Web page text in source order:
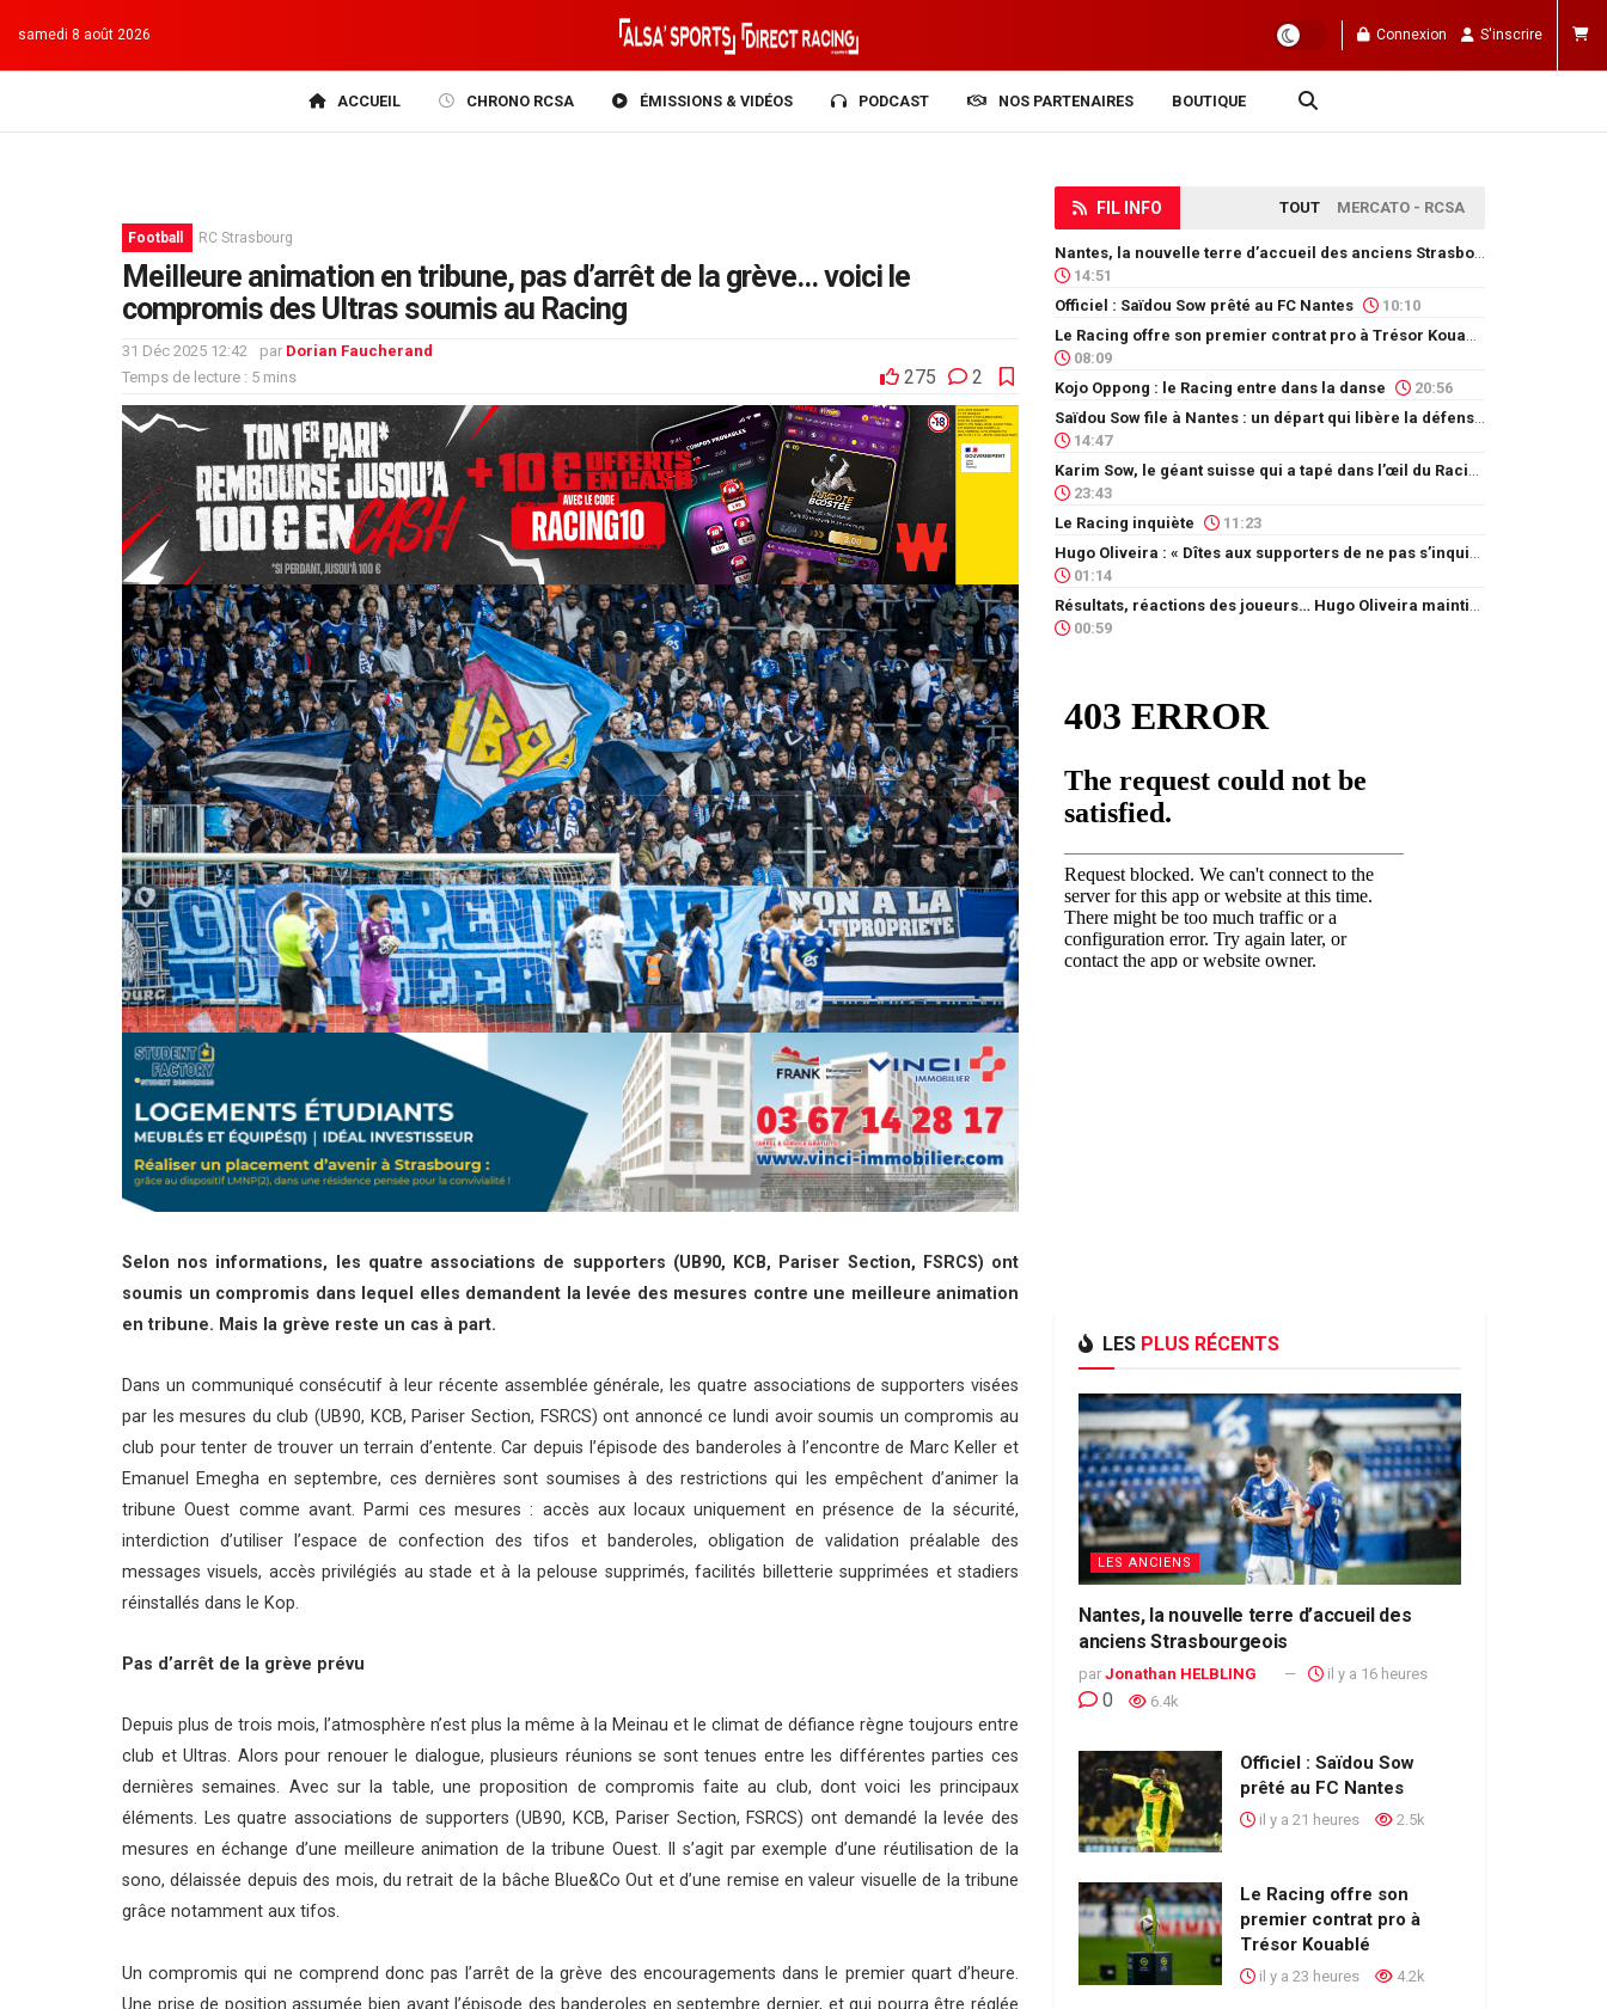
samedi 8 août 2026 Connexion S'inscrire
ACCUEIL CHRONO RCSA ÉMISSIONS & VIDÉOS PODCAST NOS PARTENAIRES BOUTIQUE
Football RC Strasbourg
Meilleure animation en tribune, pas d’arrêt de la grève… voici le
compromis des Ultras soumis au Racing
31 Déc 2025 12:42 par Dorian Faucherand
Temps de lecture : 5 mins
275 2
Selon nos informations, les quatre associations de supporters (UB90, KCB, Pariser Section, FSRCS) ont
soumis un compromis dans lequel elles demandent la levée des mesures contre une meilleure animation
en tribune. Mais la grève reste un cas à part.
Dans un communiqué consécutif à leur récente assemblée générale, les quatre associations de supporters visées
par les mesures du club (UB90, KCB, Pariser Section, FSRCS) ont annoncé ce lundi avoir soumis un compromis au
club pour tenter de trouver un terrain d’entente. Car depuis l’épisode des banderoles à l’encontre de Marc Keller et
Emanuel Emegha en septembre, ces dernières sont soumises à des restrictions qui les empêchent d’animer la
tribune Ouest comme avant. Parmi ces mesures : accès aux locaux uniquement en présence de la sécurité,
interdiction d’utiliser l’espace de confection des tifos et banderoles, obligation de validation préalable des
messages visuels, accès privilégiés au stade et à la pelouse supprimés, facilités billetterie supprimées et stadiers
réinstallés dans le Kop.
Pas d’arrêt de la grève prévu
Depuis plus de trois mois, l’atmosphère n’est plus la même à la Meinau et le climat de défiance règne toujours entre
club et Ultras. Alors pour renouer le dialogue, plusieurs réunions se sont tenues entre les différentes parties ces
dernières semaines. Avec sur la table, une proposition de compromis faite au club, dont voici les principaux
éléments. Les quatre associations de supporters (UB90, KCB, Pariser Section, FSRCS) ont demandé la levée des
mesures en échange d’une meilleure animation de la tribune Ouest. Il s’agit par exemple d’une réutilisation de la
sono, délaissée depuis des mois, du retrait de la bâche Blue&Co Out et d’une remise en valeur visuelle de la tribune
grâce notamment aux tifos.
Un compromis qui ne comprend donc pas l’arrêt de la grève des encouragements dans le premier quart d’heure.
Une prise de position assumée bien avant l’épisode des banderoles en septembre dernier, et qui pourra être réglée
FIL INFO TOUT MERCATO - RCSA
14:51
Officiel : Saïdou Sow prêté au FC Nantes
10:10
08:09
Kojo Oppong : le Racing entre dans la danse
20:56
14:47
23:43
Le Racing inquiète
11:23
01:14
00:59
LES PLUS RÉCENTS
LES ANCIENS
Nantes, la nouvelle terre d’accueil des
anciens Strasbourgeois
par Jonathan HELBLING il y a 16 heures
0 6.4k
Officiel : Saïdou Sow
prêté au FC Nantes
il y a 21 heures 2.5k
Le Racing offre son
premier contrat pro à
Trésor Kouablé
il y a 23 heures 4.2k